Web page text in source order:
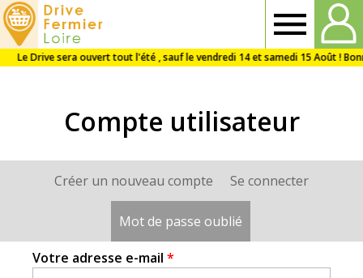
Loire
Compte utilisateur
OngletsCréer un nouveau compte Se connecter
Mot de passe oublié
Votre adresse e-mail *